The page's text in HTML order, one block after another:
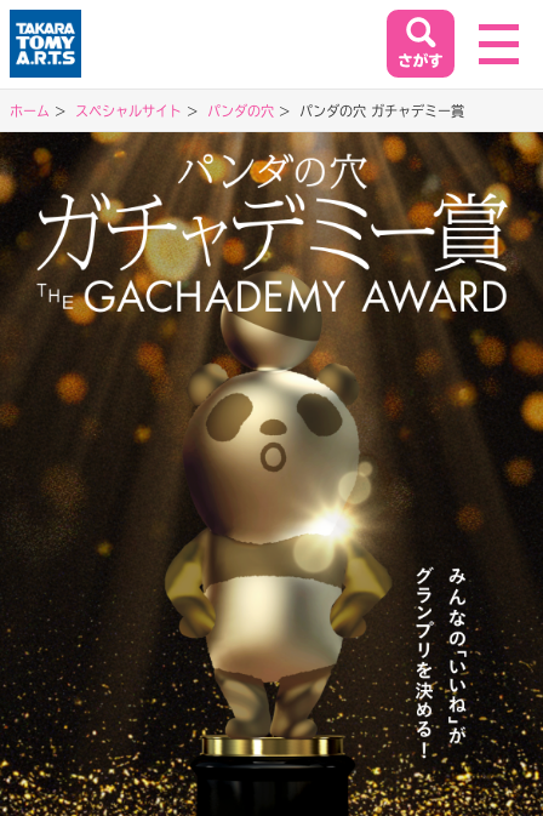
ホーム
HOME
商品情報
PRODUCT
イベント&キャンペーン
EVENT&CAMPAIGN
お客様相談室
SUPPORT
会社情報 採用情報
プレスリリース よくあるご質問
閉じる
ホーム スペシャルサイト パンダの穴 パンダの穴 ガチャデミー賞